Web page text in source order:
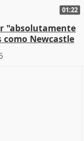
01:22
"absolutamente
Newcastle